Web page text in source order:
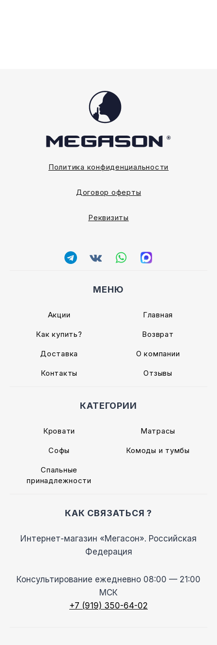
Политика конфиденциальности
Договор оферты
Реквизиты
МЕНЮ
Акции Главная
Как купить? Возврат
Доставка О компании
Контакты Отзывы
КАТЕГОРИИ
Кровати Матрасы
Софы Комоды и тумбы
Спальные
принадлежности
КАК СВЯЗАТЬСЯ ?
Интернет-магазин «Мегасон». Российская
Федерация
Консультирование ежедневно 08:00 — 21:00
МСК
+7 (919) 350-64-02